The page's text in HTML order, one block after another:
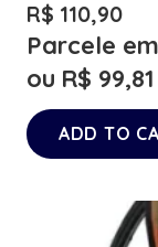
R$ 110,90
Parcele
ou R$ 99,81
ADD TO